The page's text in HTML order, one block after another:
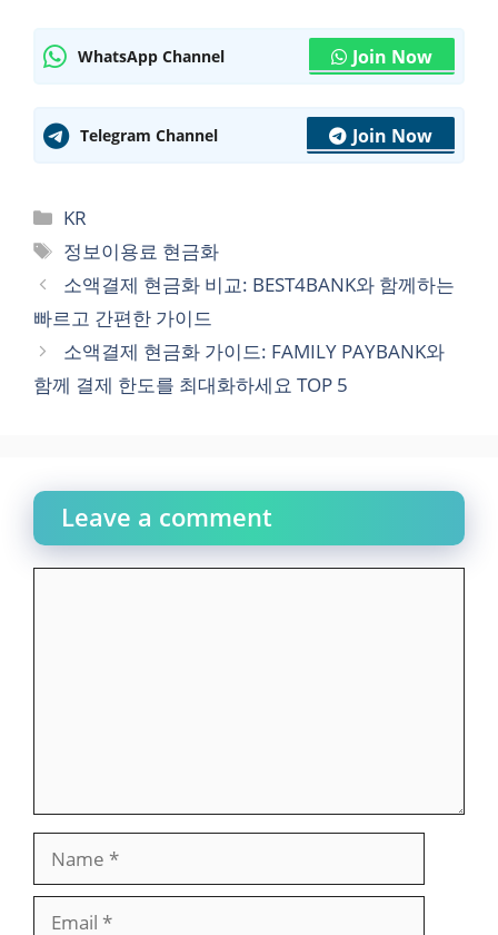
WhatsApp Channel Join Now
Telegram Channel Join Now
Categories
KR
Tags
정보이용료 현금화
소액결제 현금화 비교: BEST4BANK와 함께하는
빠르고 간편한 가이드
소액결제 현금화 가이드: FAMILY PAYBANK와
함께 결제 한도를 최대화하세요 TOP 5
Leave a comment